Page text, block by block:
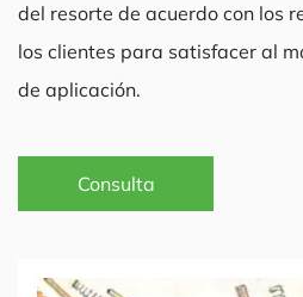
del resorte de acuerdo con los
los clientes para satisfacer al
de aplicación.
Consulta